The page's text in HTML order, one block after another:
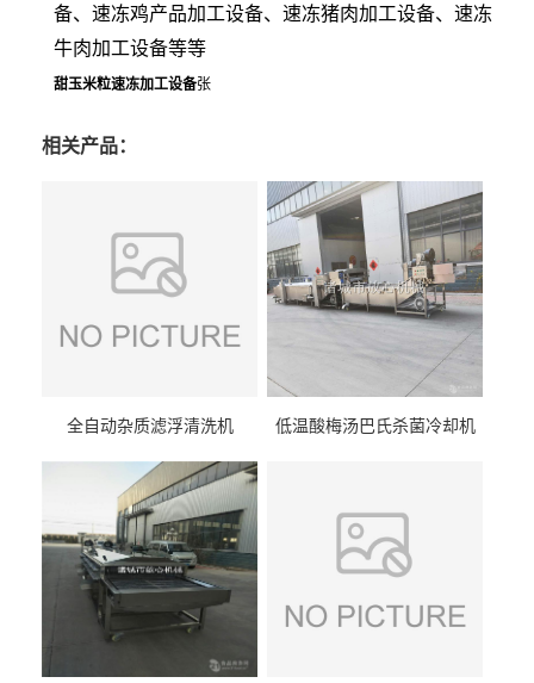
备、速冻鸡产品加工设备、速冻猪肉加工设备、速冻
牛肉加工设备等等
甜玉米粒速冻加工设备张
相关产品：
全自动杂质滤浮清洗机 低温酸梅汤巴氏杀菌冷却机